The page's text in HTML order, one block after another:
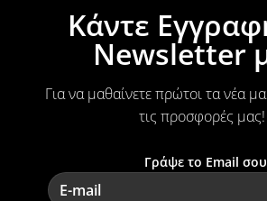
Κάντε
Newsletter
Για να μαθαίνετε πρώτοι τα νέα
τις προσφορές μας!
Γράψε το Email